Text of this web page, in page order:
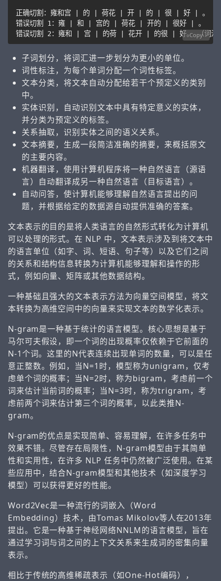
正确切割：雍和宫 的 荷花 开 的 很 好
错误切割 1：雍
和 宫的 荷花 开的 很好
错误切割 2：雍和
宫 的荷 花开 的很 Copy
子词划分，将词汇进一步划分为更小的单位。
词性标注，为每个单词分配一个词性标签。
文本分类，将文本自动分配给若干个预定义的类别
中。
实体识别，自动识别文本中具有特定意义的实体，
并分类为预定义的标签。
关系抽取，识别实体之间的语义关系。
文本摘要，生成一段简洁准确的摘要，来概括原文
的主要内容。
机器翻译，使用计算机程序将一种自然语言（源语
言）自动翻译成另一种自然语言（目标语言）。
自动问答，使计算机能够理解自然语言提出的问
题，并根据给定的数据源自动提供准确的答案。
文本表示的目的是将人类语言的自然形式转化为计算机
可以处理的形式。在 NLP 中，文本表示涉及到将文本中
的语言单位（如字、词、短语、句子等）以及它们之间
的关系和结构信息转换为计算机能够理解和操作的形
式，例如向量、矩阵或其他数据结构。
一种基础且强大的文本表示方法为向量空间模型，将文
本转换为高维空间中的向量来实现文本的数学化表示。
N-gram是一种基于统计的语言模型。核心思想是基于
马尔可夫假设，即一个词的出现概率仅依赖于它前面的
N-1个词。这里的N代表连续出现单词的数量，可以是任
意正整数。例如，当N=1时，模型称为unigram，仅考
虑单个词的概率；当N=2时，称为bigram，考虑前一个
词来估计当前词的概率；当N=3时，称为trigram，考
虑前两个词来估计第三个词的概率，以此类推N-
gram。
N-gram的优点是实现简单、容易理解，在许多任务中
效果不错。尽管存在局限性，N-gram模型由于其简单
性和实用性，在许多 NLP 任务中仍然被广泛使用。在某
些应用中，结合N-gram模型和其他技术（如深度学习
模型）可以获得更好的性能。
Word2Vec是一种流行的词嵌入（Word
Embedding）技术，由Tomas Mikolov等人在2013年
提出。它是一种基于神经网络NNLM的语言模型，旨在
通过学习词与词之间的上下文关系来生成词的密集向量
表示。
相比于传统的高维稀疏表示（如One-Hot编码），